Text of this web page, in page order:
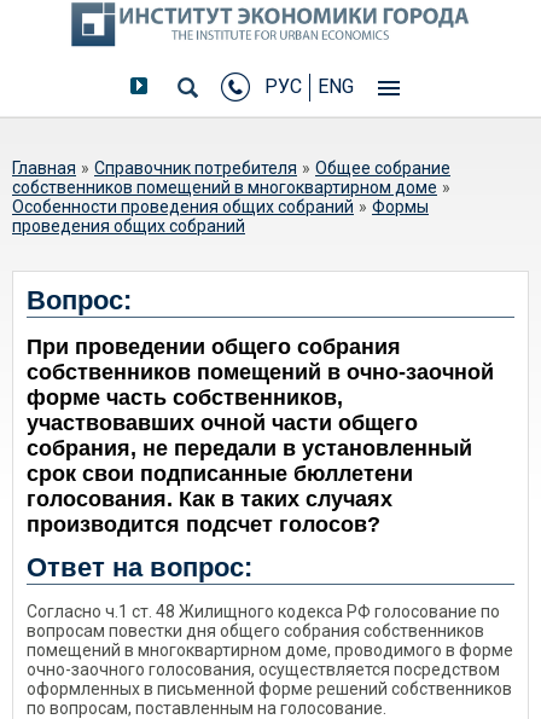
РУС ENG
Вы здесь
Главная » Справочник потребителя » Общее собрание
собственников помещений в многоквартирном доме »
Особенности проведения общих собраний » Формы
проведения общих собраний
При проведении общего собрания
собственников помещений в очно-
заочной форме часть собственников
не передали в установленный срок
свои подписанные бюллетени
голосования. Как в таких случаях
производится подсчет голосов?
Вопрос:
При проведении общего собрания
собственников помещений в очно-заочной
форме часть собственников,
участвовавших очной части общего
собрания, не передали в установленный
срок свои подписанные бюллетени
голосования. Как в таких случаях
производится подсчет голосов?
Ответ на вопрос:
Согласно ч.1 ст. 48 Жилищного кодекса РФ голосование по
вопросам повестки дня общего собрания собственников
помещений в многоквартирном доме, проводимого в форме
очно-заочного голосования, осуществляется посредством
оформленных в письменной форме решений собственников
по вопросам, поставленным на голосование.